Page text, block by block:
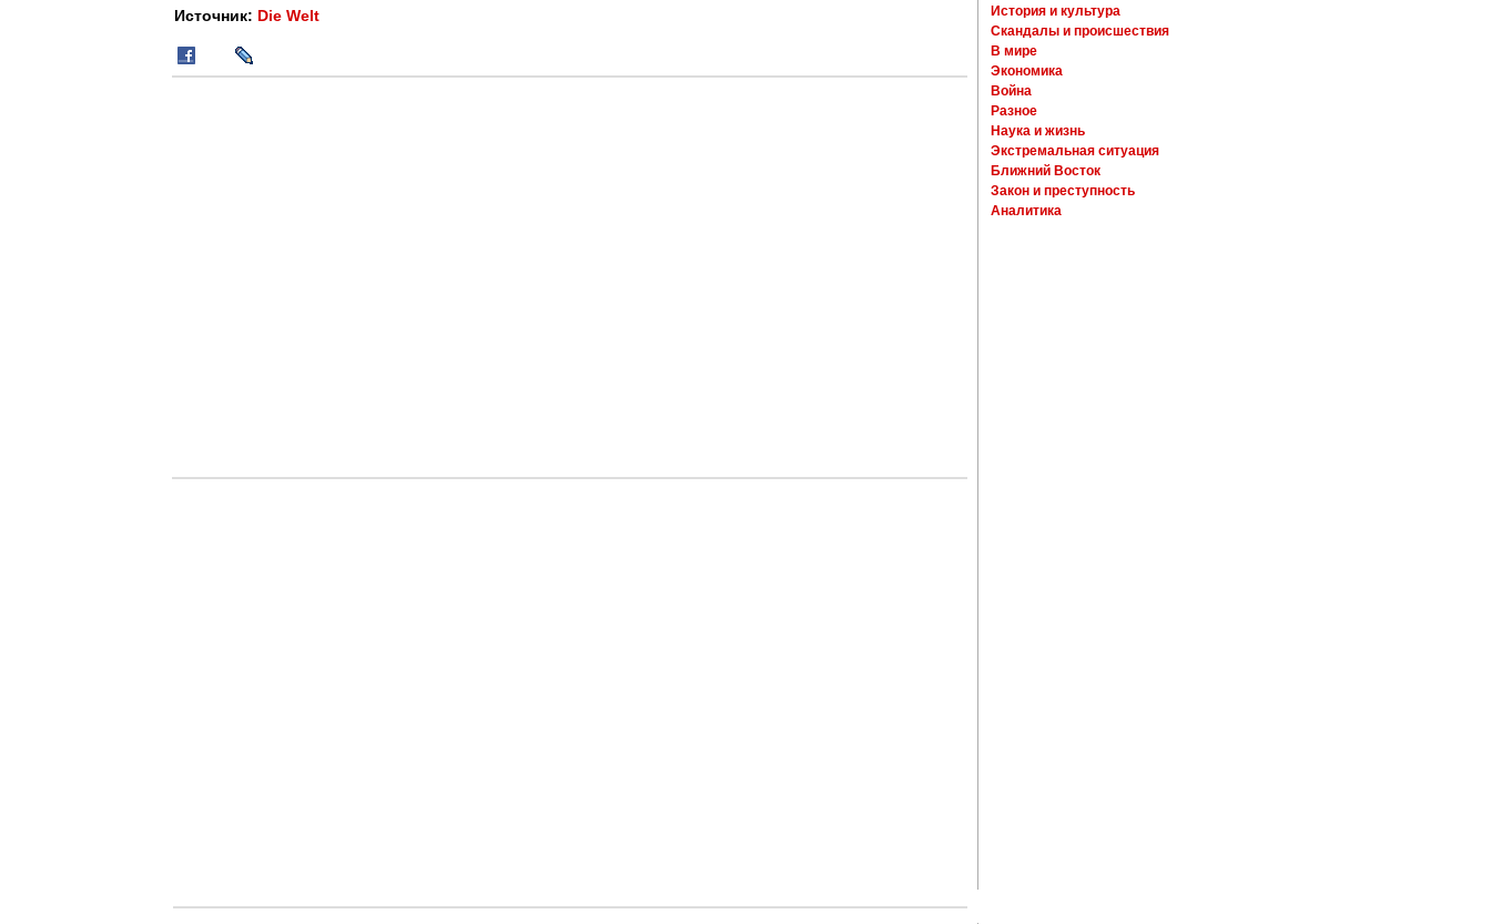
Источник: Die Welt
История и культура
Скандалы и происшествия
В мире
Экономика
Война
Разное
Наука и жизнь
Экстремальная ситуация
Ближний Восток
Закон и преступность
Аналитика